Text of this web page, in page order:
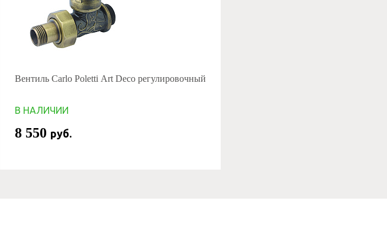
Вентиль Carlo Poletti Art Deco регулировочный
В НАЛИЧИИ
8 550 руб.